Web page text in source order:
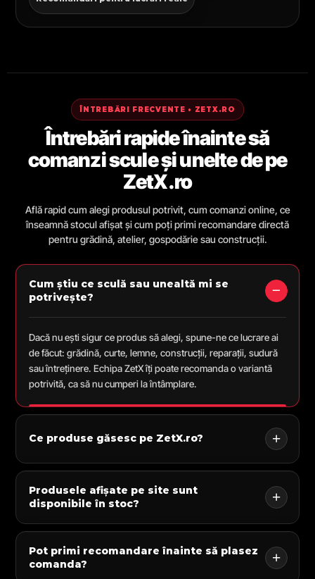
ÎNTREBĂRI FRECVENTE • ZETX.RO
Întrebări rapide înainte să
comanzi scule și unelte de pe
ZetX.ro
Află rapid cum alegi produsul potrivit, cum comanzi online, ce
înseamnă stocul afișat și cum poți primi recomandare directă
pentru grădină, atelier, gospodărie sau construcții.
Cum știu ce sculă sau unealtă mi se
potrivește?
Dacă nu ești sigur ce produs să alegi, spune-ne ce lucrare ai
de făcut: grădină, curte, lemne, construcții, reparații, sudură
sau întreținere. Echipa ZetX îți poate recomanda o variantă
potrivită, ca să nu cumperi la întâmplare.
Ce produse găsesc pe ZetX.ro?
Produsele afișate pe site sunt
disponibile în stoc?
Pot primi recomandare înainte să plasez
comanda?